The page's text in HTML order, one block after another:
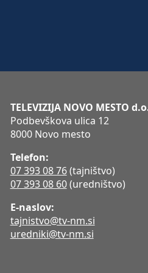
TELEVIZIJA NOVO MESTO
Podbevškova ulica 12
8000 Novo mesto
Telefon:
07 393 08 76(tajništvo)
07 393 08 60(uredništvo)
E-naslov:
tajnistvo@tv-nm.si
uredniki@tv-nm.si